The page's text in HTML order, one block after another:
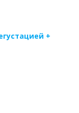
+